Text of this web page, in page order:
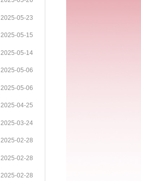
2025-05-23
2025-05-15
2025-05-14
2025-05-06
2025-05-06
2025-04-25
2025-03-24
2025-02-28
2025-02-28
2025-02-28